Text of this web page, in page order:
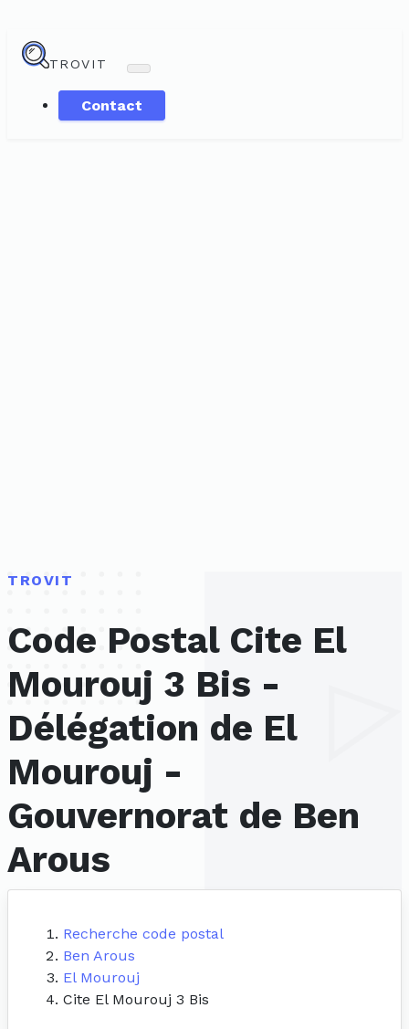
TROVIT
Contact
TROVIT
Code Postal Cite El
Mourouj 3 Bis -
Délégation de El
Mourouj -
Gouvernorat de Ben
Arous
Recherche code postal
Ben Arous
El Mourouj
Cite El Mourouj 3 Bis